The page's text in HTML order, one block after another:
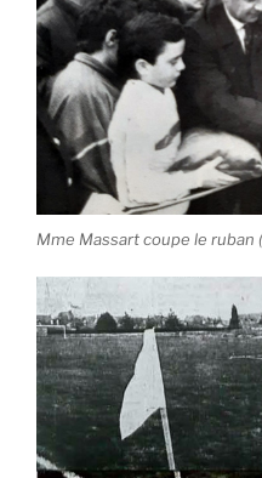
Mme Massart coupe le ruban